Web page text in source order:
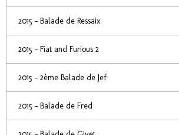
2015 - Balade de Ressaix
2015 - Fiat and Furious 2
2015 - 2ème Balade de Jef
2015 - Balade de Fred